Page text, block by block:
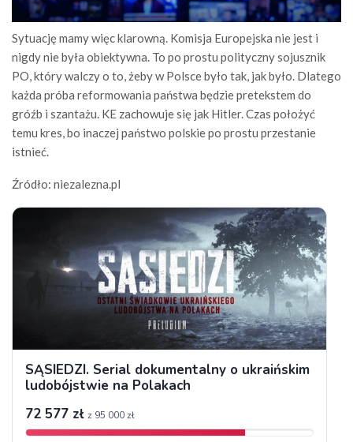
Sytuację mamy więc klarowną. Komisja Europejska nie jest i
nigdy nie była obiektywna. To po prostu polityczny sojusznik
PO, który walczy o to, żeby w Polsce było tak, jak było. Dlatego
każda próba reformowania państwa będzie pretekstem do
gróźb i szantażu. KE zachowuje się jak Hitler. Czas położyć
temu kres, bo inaczej państwo polskie po prostu przestanie
istnieć.
Źródło: niezalezna.pl